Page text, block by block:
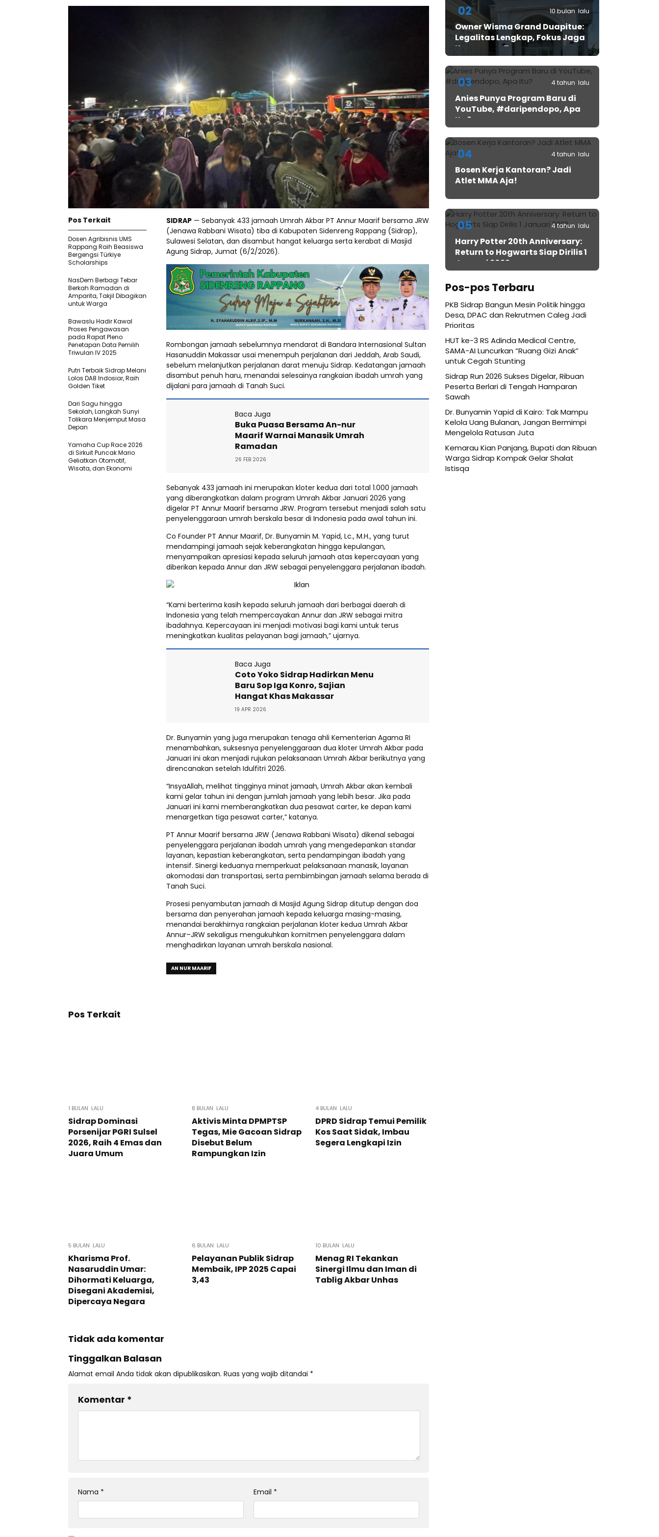
SIDRAP — Sebanyak 433 jamaah Umrah Akbar PT Annur Maarif bersama JRW
(Jenawa Rabbani Wisata) tiba di Kabupaten Sidenreng Rappang (Sidrap),
Sulawesi Selatan, dan disambut hangat keluarga serta kerabat di Masjid
Agung Sidrap, Jumat (6/2/2026).
Rombongan jamaah sebelumnya mendarat di Bandara Internasional Sultan
Hasanuddin Makassar usai menempuh perjalanan dari Jeddah, Arab Saudi,
sebelum melanjutkan perjalanan darat menuju Sidrap. Kedatangan jamaah
disambut penuh haru, menandai selesainya rangkaian ibadah umrah yang
dijalani para jamaah di Tanah Suci.
Baca Juga
Buka Puasa Bersama An-nur
Maarif Warnai Manasik Umrah
Ramadan
26 FEB 2026
Sebanyak 433 jamaah ini merupakan kloter kedua dari total 1.000 jamaah
yang diberangkatkan dalam program Umrah Akbar Januari 2026 yang
digelar PT Annur Maarif bersama JRW. Program tersebut menjadi salah satu
penyelenggaraan umrah berskala besar di Indonesia pada awal tahun ini.
Co Founder PT Annur Maarif, Dr. Bunyamin M. Yapid, Lc., M.H., yang turut
mendampingi jamaah sejak keberangkatan hingga kepulangan,
menyampaikan apresiasi kepada seluruh jamaah atas kepercayaan yang
diberikan kepada Annur dan JRW sebagai penyelenggara perjalanan ibadah.
“Kami berterima kasih kepada seluruh jamaah dari berbagai daerah di
Indonesia yang telah mempercayakan Annur dan JRW sebagai mitra
ibadahnya. Kepercayaan ini menjadi motivasi bagi kami untuk terus
meningkatkan kualitas pelayanan bagi jamaah,” ujarnya.
Baca Juga
Coto Yoko Sidrap Hadirkan Menu
Baru Sop Iga Konro, Sajian
Hangat Khas Makassar
19 APR 2026
Dr. Bunyamin yang juga merupakan tenaga ahli Kementerian Agama RI
menambahkan, suksesnya penyelenggaraan dua kloter Umrah Akbar pada
Januari ini akan menjadi rujukan pelaksanaan Umrah Akbar berikutnya yang
direncanakan setelah Idulfitri 2026.
“InsyaAllah, melihat tingginya minat jamaah, Umrah Akbar akan kembali
kami gelar tahun ini dengan jumlah jamaah yang lebih besar. Jika pada
Januari ini kami memberangkatkan dua pesawat carter, ke depan kami
menargetkan tiga pesawat carter,” katanya.
PT Annur Maarif bersama JRW (Jenawa Rabbani Wisata) dikenal sebagai
penyelenggara perjalanan ibadah umrah yang mengedepankan standar
layanan, kepastian keberangkatan, serta pendampingan ibadah yang
intensif. Sinergi keduanya memperkuat pelaksanaan manasik, layanan
akomodasi dan transportasi, serta pembimbingan jamaah selama berada di
Tanah Suci.
Prosesi penyambutan jamaah di Masjid Agung Sidrap ditutup dengan doa
bersama dan penyerahan jamaah kepada keluarga masing-masing,
menandai berakhirnya rangkaian perjalanan kloter kedua Umrah Akbar
Annur–JRW sekaligus mengukuhkan komitmen penyelenggara dalam
menghadirkan layanan umrah berskala nasional.
AN NUR MAARIF
Pos Terkait
Dosen Agribisnis UMS
Rappang Raih Beasiswa
Bergengsi Türkiye
Scholarships
NasDem Berbagi Tebar
Berkah Ramadan di
Amparita, Takjil Dibagikan
untuk Warga
Bawaslu Hadir Kawal
Proses Pengawasan
pada Rapat Pleno
Penetapan Data Pemilih
Triwulan IV 2025
Putri Terbaik Sidrap Melani
Lolos DA8 Indosiar, Raih
Golden Tiket
Dari Sagu hingga
Sekolah, Langkah Sunyi
Tolikara Menjemput Masa
Depan
Yamaha Cup Race 2026
di Sirkuit Puncak Mario
Geliatkan Otomotif,
Wisata, dan Ekonomi
Pos Terkait
1 BULAN LALU
Sidrap Dominasi
Porsenijar PGRI Sulsel
2026, Raih 4 Emas dan
Juara Umum
8 BULAN LALU
Aktivis Minta DPMPTSP
Tegas, Mie Gacoan Sidrap
Disebut Belum
Rampungkan Izin
4 BULAN LALU
DPRD Sidrap Temui Pemilik
Kos Saat Sidak, Imbau
Segera Lengkapi Izin
5 BULAN LALU
Kharisma Prof.
Nasaruddin Umar:
Dihormati Keluarga,
Disegani Akademisi,
Dipercaya Negara
6 BULAN LALU
Pelayanan Publik Sidrap
Membaik, IPP 2025 Capai
3,43
10 BULAN LALU
Menag RI Tekankan
Sinergi Ilmu dan Iman di
Tablig Akbar Unhas
Tidak ada komentar
Tinggalkan Balasan
Alamat email Anda tidak akan dipublikasikan. Ruas yang wajib ditandai *
Komentar *
Nama * Email *
02 10 bulan lalu
Owner Wisma Grand Duapitue:
Legalitas Lengkap, Fokus Jaga
Keamanan Tamu
03 4 tahun lalu
Anies Punya Program Baru di
YouTube, #daripendopo, Apa
Itu?
04 4 tahun lalu
Bosen Kerja Kantoran? Jadi
Atlet MMA Aja!
05 4 tahun lalu
Harry Potter 20th Anniversary:
Return to Hogwarts Siap Dirilis 1
Januari 2022
Pos-pos Terbaru
PKB Sidrap Bangun Mesin Politik hingga
Desa, DPAC dan Rekrutmen Caleg Jadi
Prioritas
HUT ke-3 RS Adinda Medical Centre,
SAMA-AI Luncurkan “Ruang Gizi Anak”
untuk Cegah Stunting
Sidrap Run 2026 Sukses Digelar, Ribuan
Peserta Berlari di Tengah Hamparan
Sawah
Dr. Bunyamin Yapid di Kairo: Tak Mampu
Kelola Uang Bulanan, Jangan Bermimpi
Mengelola Ratusan Juta
Kemarau Kian Panjang, Bupati dan Ribuan
Warga Sidrap Kompak Gelar Shalat
Istisqa